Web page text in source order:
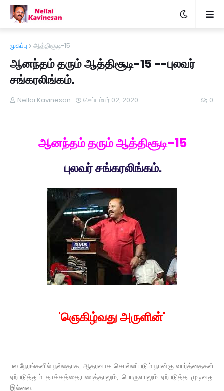
முகப்பு ஆத்திசூடி-15
ஆனந்தம் தரும் ஆத்திசூடி-15 --புலவர்
சங்கரலிங்கம்.
Nellai Kavinesan செப்டம்பர் 02, 2020 0
ஆனந்தம் தரும் ஆத்திசூடி-15
புலவர் சங்கரலிங்கம்.
'ஞெகிழ்வது அருளின்'
பல நேரங்களில் நல்லதாக, ஆதரவாக சொல்லப்படும் நான்கு வார்த்தைகள்
ஏற்படுத்தும் தாக்கத்தை,பணத்தாலும், பொருளாலும் ஏற்படுத்த முடிவது
இல்லை.